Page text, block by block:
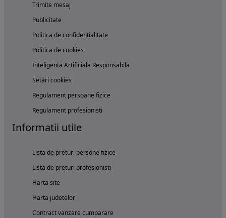
Trimite mesaj
Publicitate
Politica de confidentialitate
Politica de cookies
Inteligenta Artificiala Responsabila
Setări cookies
Regulament persoane fizice
Regulament profesionisti
Informatii utile
Lista de preturi persone fizice
Lista de preturi profesionisti
Harta site
Harta judetelor
Contract vanzare cumparare